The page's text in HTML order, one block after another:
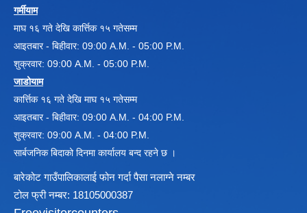
गर्मीयाम
माघ १६ गते देखि कार्त्तिक १५ गतेसम्म
आइतबार - बिहीवार: 09:00 A.M. - 05:00 P.M.
शुक्रवार: 09:00 A.M. - 05:00 P.M.
जाडोयाम
कार्त्तिक १६ गते देखि माघ १५ गतेसम्म
आइतबार - बिहीवार: 09:00 A.M. - 04:00 P.M.
शुक्रवार: 09:00 A.M. - 04:00 P.M.
सार्बजनिक बिदाको दिनमा कार्यालय बन्द रहने छ ।
बारेकोट गाउँपालिकालाई फोन गर्दा पैसा नलाग्ने नम्बर
टोल फ्री नम्बर: 18105000387